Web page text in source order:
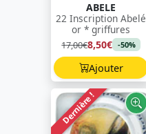
ABELE
22 Inscription Abelé
or * griffures
17,00€8,50€ -50%
Ajouter
Dernière !